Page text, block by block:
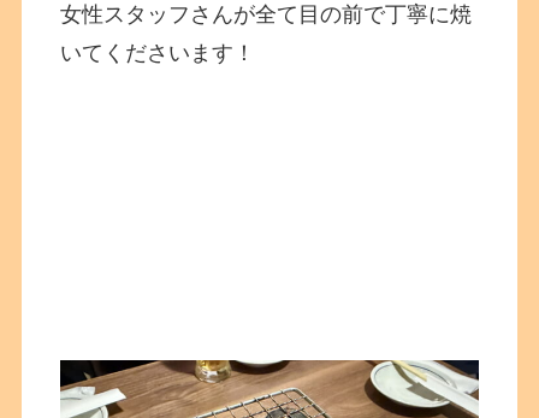
女性スタッフさんが全て目の前で丁寧に焼
いてくださいます！